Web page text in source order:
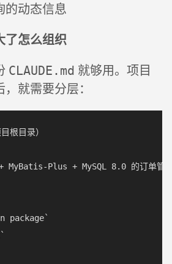
的动态信息
了怎么组织
CLAUDE.md 就够用。项目
就需要分层：
目根目录）
Plus + MySQL 8.0 的订单管
package`